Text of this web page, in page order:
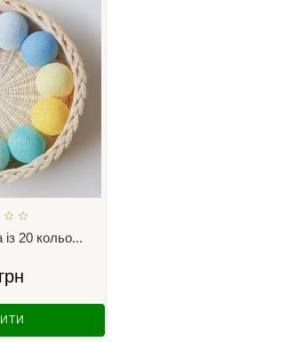
із 20 кольо...